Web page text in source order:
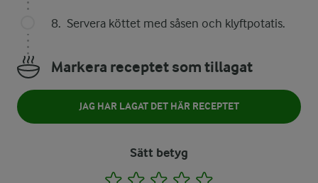
Servera köttet med såsen och klyftpotatis.
Markera receptet som tillagat
JAG HAR LAGAT DET HÄR RECEPTET
Sätt betyg
1 2 3 4